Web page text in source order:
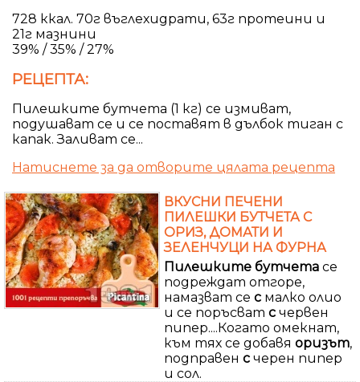
728 ккал. 70г въглехидрати, 63г протеини и
21г мазнини
39% / 35% / 27%
РЕЦЕПТА:
Пилешките бутчета (1 кг) се измиват,
подушават се и се поставят в дълбок тиган с
капак. Заливат се...
Натиснете за да отворите цялата рецепта
ВКУСНИ ПЕЧЕНИ
ПИЛЕШКИ БУТЧЕТА С
ОРИЗ, ДОМАТИ И
ЗЕЛЕНЧУЦИ НА ФУРНА
Пилешките бутчета се
подреждат отгоре,
намазват се с малко олио
и се поръсват с червен
пипер....Когато омекнат,
към тях се добавя оризът,
подправен с черен пипер
и сол.